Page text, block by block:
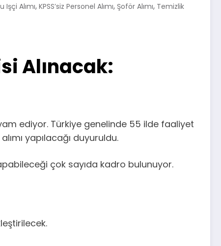
Işçi Alımı, KPSS’siz Personel Alımı, Şoför Alımı, Temizlik
Alınacak:
ediyor. Türkiye genelinde 55 ilde faaliyet
yapılacağı duyuruldu.
çok sayıda kadro bulunuyor.